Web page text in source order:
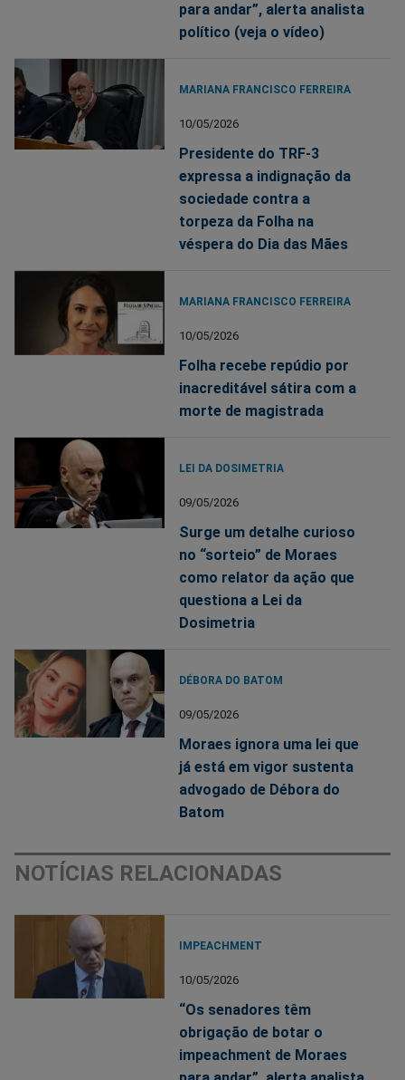
para andar”, alerta analista
político (veja o vídeo)
MARIANA FRANCISCO FERREIRA
10/05/2026
Presidente do TRF-3
expressa a indignação da
sociedade contra a
torpeza da Folha na
véspera do Dia das Mães
MARIANA FRANCISCO FERREIRA
10/05/2026
Folha recebe repúdio por
inacreditável sátira com a
morte de magistrada
LEI DA DOSIMETRIA
09/05/2026
Surge um detalhe curioso
no “sorteio” de Moraes
como relator da ação que
questiona a Lei da
Dosimetria
DÉBORA DO BATOM
09/05/2026
Moraes ignora uma lei que
já está em vigor sustenta
advogado de Débora do
Batom
NOTÍCIAS RELACIONADAS
IMPEACHMENT
10/05/2026
“Os senadores têm
obrigação de botar o
impeachment de Moraes